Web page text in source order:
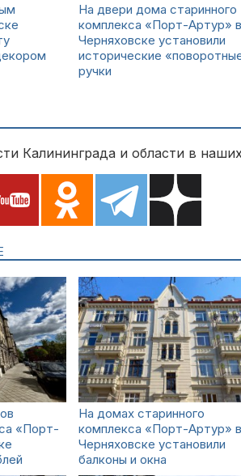
На двери дома старинного
комплекса «Порт-Артур» в
Черняховске установили
исторические
ручки
Калининграда и области в
«Порт-
На домах старинного
комплекса «Порт-Артур» в
Черняховске установили
балконы и окна